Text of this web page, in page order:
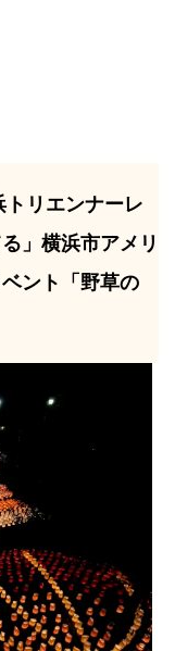
リエンナーレ
」横浜市アメリ
ント「野草の